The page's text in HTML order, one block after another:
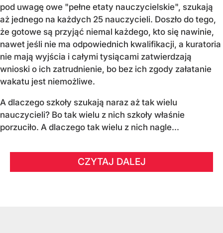
pod uwagę owe "pełne etaty nauczycielskie", szukają
aż jednego na każdych 25 nauczycieli. Doszło do tego,
że gotowe są przyjąć niemal każdego, kto się nawinie,
nawet jeśli nie ma odpowiednich kwalifikacji, a kuratoria
nie mają wyjścia i całymi tysiącami zatwierdzają
wnioski o ich zatrudnienie, bo bez ich zgody załatanie
wakatu jest niemożliwe.
A dlaczego szkoły szukają naraz aż tak wielu
nauczycieli? Bo tak wielu z nich szkoły właśnie
porzuciło. A dlaczego tak wielu z nich nagle...
CZYTAJ DALEJ